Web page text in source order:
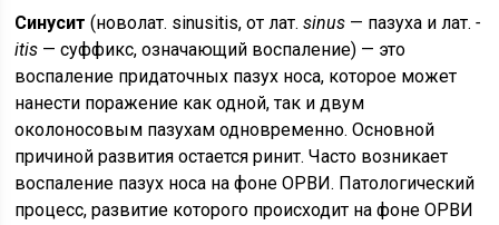
Синусит (новолат. sinusitis, от лат.sinus — пазуха и лат.-
itis — суффикс, означающий воспаление) — это
воспаление придаточных пазух носа, которое может
нанести поражение как одной, так и двум
околоносовым пазухам одновременно. Основной
причиной развития остается ринит. Часто возникает
воспаление пазух носа на фоне ОРВИ. Патологический
процесс, развитие которого происходит на фоне ОРВИ